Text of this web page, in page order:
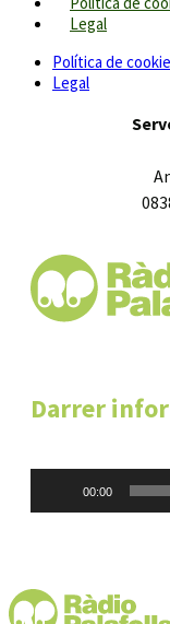
Legal
Política de
Legal
Darrer
00:00